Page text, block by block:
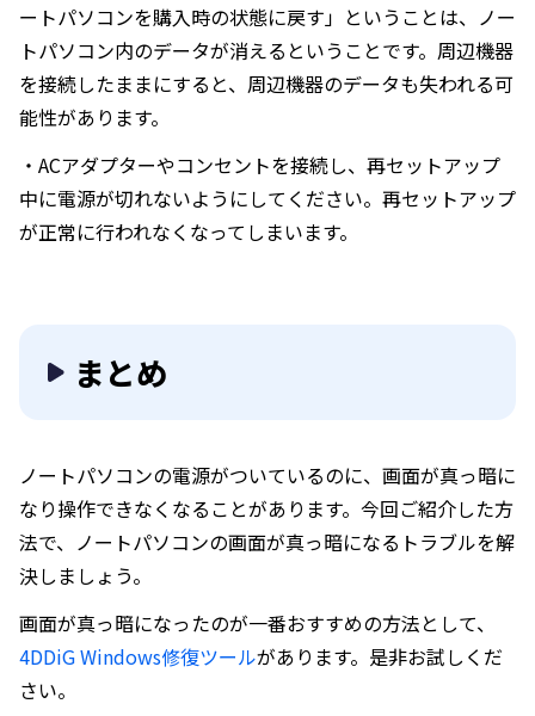
ートパソコンを購入時の状態に戻す」ということは、ノー
トパソコン内のデータが消えるということです。周辺機器
を接続したままにすると、周辺機器のデータも失われる可
能性があります。
・ACアダプターやコンセントを接続し、再セットアップ
中に電源が切れないようにしてください。再セットアップ
が正常に行われなくなってしまいます。
まとめ
ノートパソコンの電源がついているのに、画面が真っ暗に
なり操作できなくなることがあります。今回ご紹介した方
法で、ノートパソコンの画面が真っ暗になるトラブルを解
決しましょう。
画面が真っ暗になったのが一番おすすめの方法として、
4DDiG Windows修復ツールがあります。是非お試しくだ
さい。